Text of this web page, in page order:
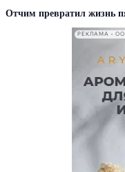
Отчим превратил жизнь